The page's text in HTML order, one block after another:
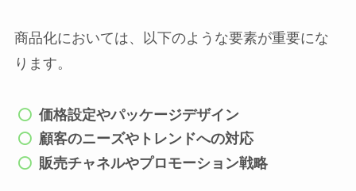
商品化においては、以下のような要素が重要にな
ります。
価格設定やパッケージデザイン
顧客のニーズやトレンドへの対応
販売チャネルやプロモーション戦略